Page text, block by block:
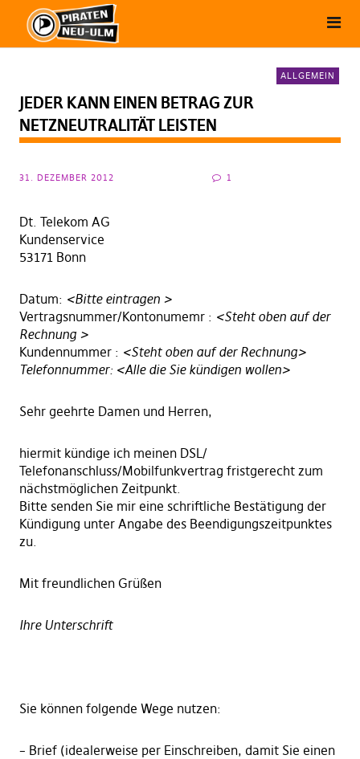
ALLGEMEIN
JEDER KANN EINEN BETRAG ZUR
NETZNEUTRALITÄT LEISTEN
31. DEZEMBER 2012 1
Dt. Telekom AG
Kundenservice
53171 Bonn
Datum: <Bitte eintragen >
Vertragsnummer/Kontonumemr : <Steht oben auf der
Rechnung >
Kundennummer : <Steht oben auf der Rechnung>
Telefonnummer: <Alle die Sie kündigen wollen>
Sehr geehrte Damen und Herren,
hiermit kündige ich meinen DSL/
Telefonanschluss/Mobilfunkvertrag fristgerecht zum
nächstmöglichen Zeitpunkt.
Bitte senden Sie mir eine schriftliche Bestätigung der
Kündigung unter Angabe des Beendigungszeitpunktes
zu.
Mit freundlichen Grüßen
Ihre Unterschrift
Sie können folgende Wege nutzen:
– Brief (idealerweise per Einschreiben, damit Sie einen